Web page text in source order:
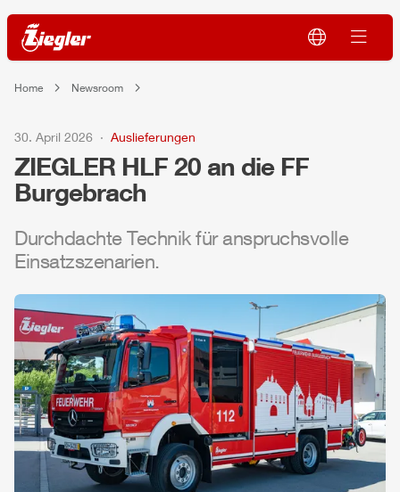
Home Newsroom
30. April 2026 Auslieferungen
ZIEGLER HLF 20 an die FF
Burgebrach
Durchdachte Technik für anspruchsvolle
Einsatzszenarien.